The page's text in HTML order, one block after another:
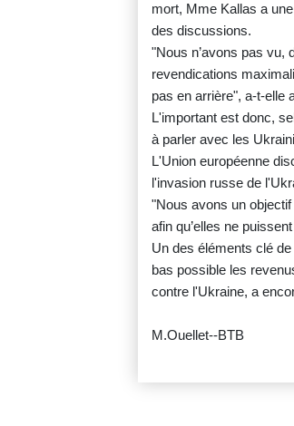
mort, Mme Kallas a
des discussions.
"Nous n’avons pas vu,
revendications
pas en arrière", a-t-elle
L'important est donc,
à parler avec les
L'Union européenne
l'invasion russe de
"Nous avons un
afin qu’elles ne
Un des éléments clé
bas possible les
contre l'Ukraine, a
M.Ouellet--BTB